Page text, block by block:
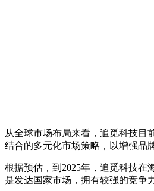
从全球市场布局来看，追觅科技目
结合的多元化市场策略，以增强品
根据预估，到2025年，追觅科技在
是发达国家市场，拥有较强的竞争